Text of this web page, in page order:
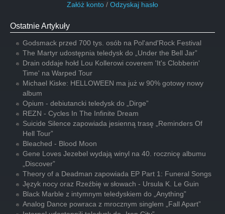
Załóż konto / Odzyskaj hasło
Ostatnie Artykuły
Godsmack przed 700 tys. osób na Pol'and'Rock Festival
The Martyr udostępnia teledysk do „Under the Bell Jar”
Drain oddaje hołd Lou Kollerowi coverem 'It's Clobberin'
Time' na Warped Tour
Michael Kiske: HELLOWEEN ma już w 90% gotowy nowy
album
Opium - debiutancki teledysk do „Dirge”
REZN - Cycles In The Infinite Dream
Suicide Silence zapowiada jesienną trasę „Reminders Of
Hell Tour”
Bleached - Blood Moon
Gene Loves Jezebel wydają winyl na 40. rocznicę albumu
„Discover”
Theory of a Deadman zapowiada EP Part 1: Funeral Songs
Język nocy oraz Rzeźbię w słowach - Ursula K. Le Guin
Black Marble z intymnym teledyskiem do „Anything”
Analog Dance powraca z mrocznym singlem „Fall Apart”